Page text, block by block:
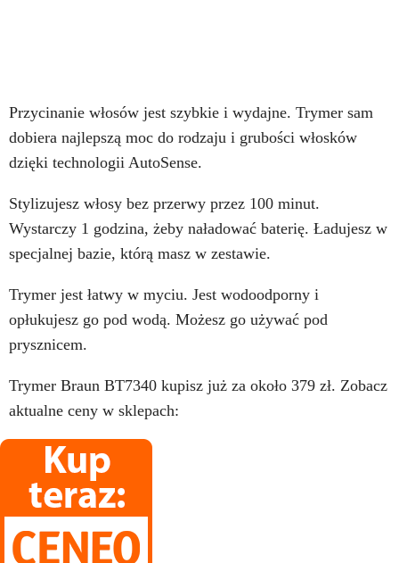
Przycinanie włosów jest szybkie i wydajne. Trymer sam
dobiera najlepszą moc do rodzaju i grubości włosków
dzięki technologii AutoSense.
Stylizujesz włosy bez przerwy przez 100 minut.
Wystarczy 1 godzina, żeby naładować baterię. Ładujesz w
specjalnej bazie, którą masz w zestawie.
Trymer jest łatwy w myciu. Jest wodoodporny i
opłukujesz go pod wodą. Możesz go używać pod
prysznicem.
Trymer Braun BT7340 kupisz już za około 379 zł. Zobacz
aktualne ceny w sklepach: